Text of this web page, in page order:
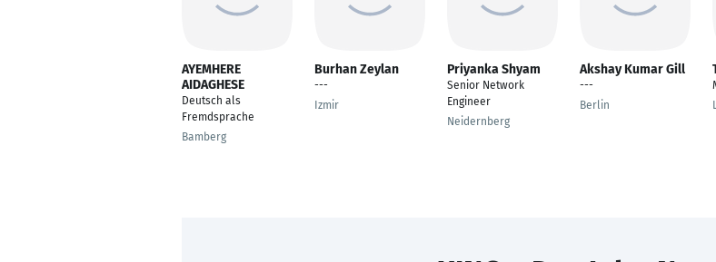
AYEMHERE
AIDAGHESE
Deutsch als
Fremdsprache
Bamberg
Burhan Zeylan
---
Izmir
Priyanka Shyam
Senior Network
Engineer
Neidernberg
Akshay Kumar Gill
---
Berlin